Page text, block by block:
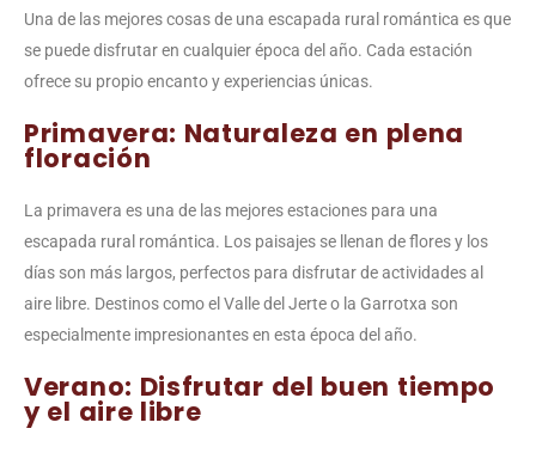
Una de las mejores cosas de una escapada rural romántica es que
se puede disfrutar en cualquier época del año. Cada estación
ofrece su propio encanto y experiencias únicas.
Primavera: Naturaleza en plena
floración
La primavera es una de las mejores estaciones para una
escapada rural romántica. Los paisajes se llenan de flores y los
días son más largos, perfectos para disfrutar de actividades al
aire libre. Destinos como el Valle del Jerte o la Garrotxa son
especialmente impresionantes en esta época del año.
Verano: Disfrutar del buen tiempo
y el aire libre